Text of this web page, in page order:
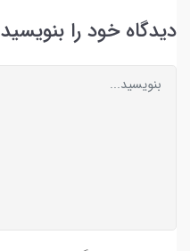
دیدگاه خود را بنویسید